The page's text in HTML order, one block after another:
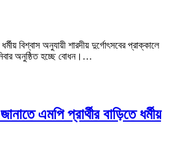
বিশ্বাস অনুযায়ী শারদীয় দুর্গোৎসবের প্রাক্কালে
অনুষ্ঠিত হচ্ছে বোধন।…
এমপি প্রার্থীর বাড়িতে ধর্মীয়